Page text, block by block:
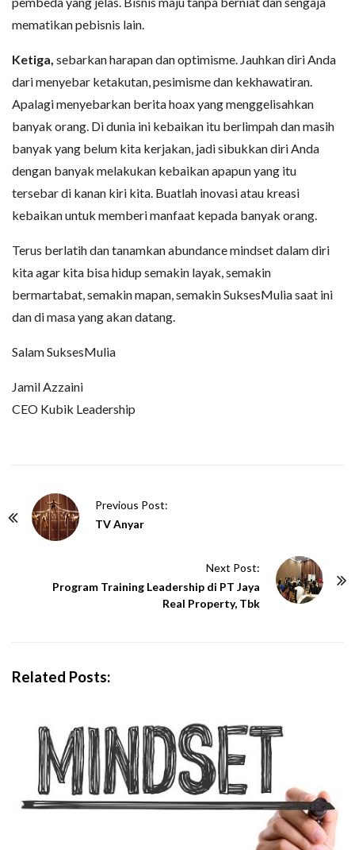
mematikan pebisnis lain.
Ketiga, sebarkan harapan dan optimisme. Jauhkan diri Anda
dari menyebar ketakutan, pesimisme dan kekhawatiran.
Apalagi menyebarkan berita hoax yang menggelisahkan
banyak orang. Di dunia ini kebaikan itu berlimpah dan masih
banyak yang belum kita kerjakan, jadi sibukkan diri Anda
dengan banyak melakukan kebaikan apapun yang itu
tersebar di kanan kiri kita. Buatlah inovasi atau kreasi
kebaikan untuk memberi manfaat kepada banyak orang.
Terus berlatih dan tanamkan abundance mindset dalam diri
kita agar kita bisa hidup semakin layak, semakin
bermartabat, semakin mapan, semakin SuksesMulia saat ini
dan di masa yang akan datang.
Salam SuksesMulia
Jamil Azzaini
CEO Kubik Leadership
Previous Post:
TV Anyar
Next Post:
Program Training Leadership di PT Jaya
Real Property, Tbk
Related Posts: